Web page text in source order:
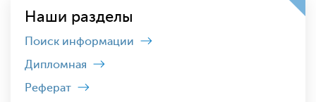
Наши разделы
Поиск информации
Дипломная
Реферат